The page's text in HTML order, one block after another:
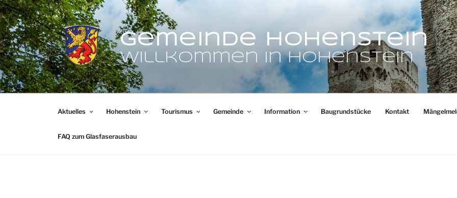
Zum
Inhalt
springen
Gemeinde Hohenstein
Willkommen in Hohenstein
Aktuelles Hohenstein Tourismus Gemeinde Information Baugrundstücke Kontakt
FAQ zum Glasfaserausbau